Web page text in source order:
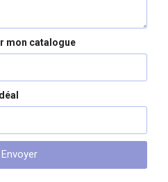
mon catalogue
Envoyer